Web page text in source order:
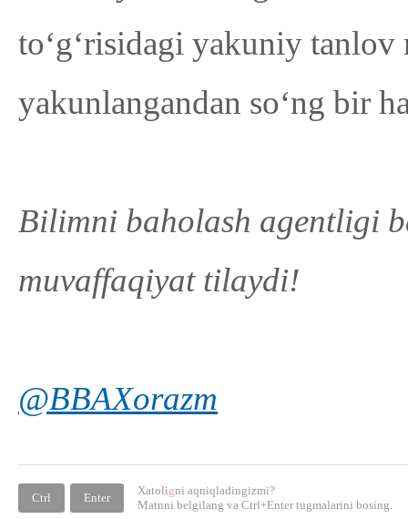
to‘g‘risidagi yakuniy
yakunlangandan so‘ng bir
Bilimni baholash agentligi
muvaffaqiyat tilaydi!
@BBAXorazm
Ctrl Enter
Xatoligni aqniqladingizmi?
Matnni belgilang va Ctrl+Enter tugmalarini bosing.